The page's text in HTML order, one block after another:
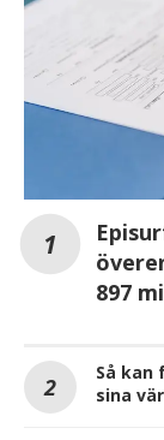
897
Så
sina